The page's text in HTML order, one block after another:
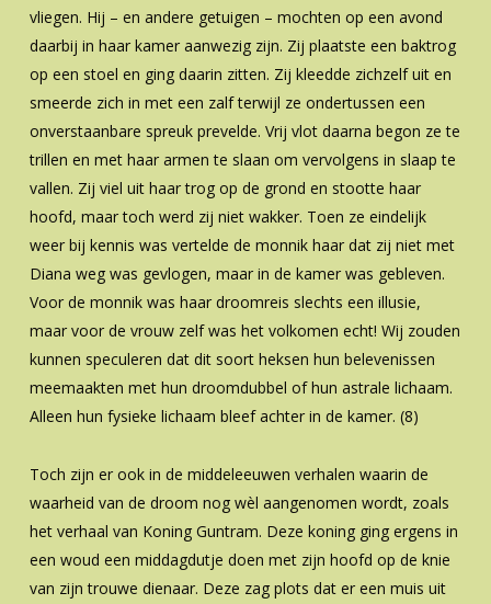
vliegen. Hij – en andere getuigen – mochten op een avond
daarbij in haar kamer aanwezig zijn. Zij plaatste een baktrog
op een stoel en ging daarin zitten. Zij kleedde zichzelf uit en
smeerde zich in met een zalf terwijl ze ondertussen een
onverstaanbare spreuk prevelde. Vrij vlot daarna begon ze te
trillen en met haar armen te slaan om vervolgens in slaap te
vallen. Zij viel uit haar trog op de grond en stootte haar
hoofd, maar toch werd zij niet wakker. Toen ze eindelijk
weer bij kennis was vertelde de monnik haar dat zij niet met
Diana weg was gevlogen, maar in de kamer was gebleven.
Voor de monnik was haar droomreis slechts een illusie,
maar voor de vrouw zelf was het volkomen echt! Wij zouden
kunnen speculeren dat dit soort heksen hun belevenissen
meemaakten met hun droomdubbel of hun astrale lichaam.
Alleen hun fysieke lichaam bleef achter in de kamer. (8)
Toch zijn er ook in de middeleeuwen verhalen waarin de
waarheid van de droom nog wèl aangenomen wordt, zoals
het verhaal van Koning Guntram. Deze koning ging ergens in
een woud een middagdutje doen met zijn hoofd op de knie
van zijn trouwe dienaar. Deze zag plots dat er een muis uit